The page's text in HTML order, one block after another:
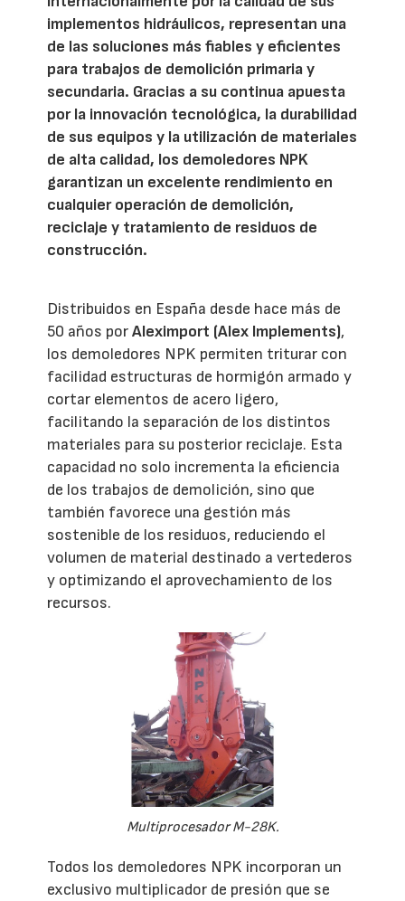
implementos hidráulicos, representan una
de las soluciones más fiables y eficientes
para trabajos de demolición primaria y
secundaria. Gracias a su continua apuesta
por la innovación tecnológica, la durabilidad
de sus equipos y la utilización de materiales
de alta calidad, los demoledores NPK
garantizan un excelente rendimiento en
cualquier operación de demolición,
reciclaje y tratamiento de residuos de
construcción.
Distribuidos en España desde hace más de
50 años porAleximport (Alex Implements),
los demoledores NPK permiten triturar con
facilidad estructuras de hormigón armado y
cortar elementos de acero ligero,
facilitando la separación de los distintos
materiales para su posterior reciclaje. Esta
capacidad no solo incrementa la eficiencia
de los trabajos de demolición, sino que
también favorece una gestión más
sostenible de los residuos, reduciendo el
volumen de material destinado a vertederos
y optimizando el aprovechamiento de los
recursos.
Multiprocesador M-28K.
Todos los demoledores NPK incorporan un
exclusivo multiplicador de presión que se